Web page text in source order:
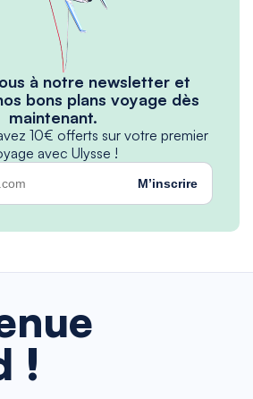
à notre newsletter et
bons plans voyage dès
maintenant.
10€ offerts sur votre premier
avec Ulysse !
M’inscrire
!